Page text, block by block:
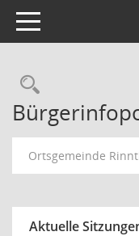
Toggle navigation
Ortsgemeinde
Aktuelle